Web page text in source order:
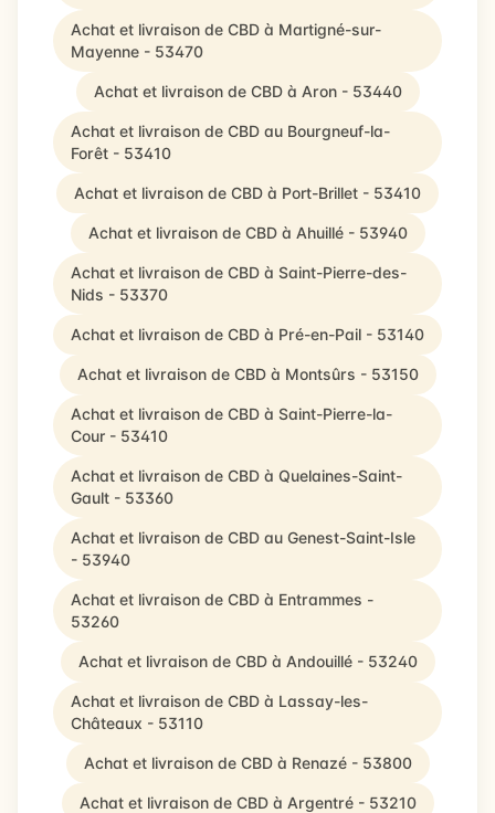
Achat et livraison de CBD à Martigné-sur-
Mayenne - 53470
Achat et livraison de CBD à Aron - 53440
Achat et livraison de CBD au Bourgneuf-la-
Forêt - 53410
Achat et livraison de CBD à Port-Brillet - 53410
Achat et livraison de CBD à Ahuillé - 53940
Achat et livraison de CBD à Saint-Pierre-des-
Nids - 53370
Achat et livraison de CBD à Pré-en-Pail - 53140
Achat et livraison de CBD à Montsûrs - 53150
Achat et livraison de CBD à Saint-Pierre-la-
Cour - 53410
Achat et livraison de CBD à Quelaines-Saint-
Gault - 53360
Achat et livraison de CBD au Genest-Saint-Isle
- 53940
Achat et livraison de CBD à Entrammes -
53260
Achat et livraison de CBD à Andouillé - 53240
Achat et livraison de CBD à Lassay-les-
Châteaux - 53110
Achat et livraison de CBD à Renazé - 53800
Achat et livraison de CBD à Argentré - 53210